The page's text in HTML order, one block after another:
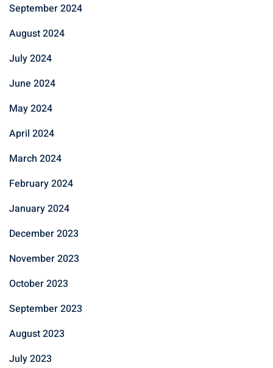
September 2024
August 2024
July 2024
June 2024
May 2024
April 2024
March 2024
February 2024
January 2024
December 2023
November 2023
October 2023
September 2023
August 2023
July 2023